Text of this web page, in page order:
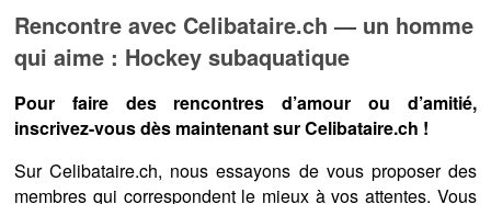
Rencontre avec Celibataire.ch — un homme
qui aime : Hockey subaquatique
Pour faire des rencontres d’amour ou d’amitié,
inscrivez-vous dès maintenant sur Celibataire.ch !
Sur Celibataire.ch, nous essayons de vous proposer des
membres qui correspondent le mieux à vos attentes. Vous